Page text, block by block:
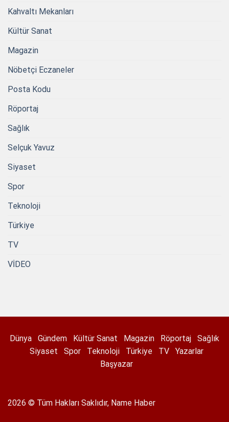
Kahvaltı Mekanları
Kültür Sanat
Magazin
Nöbetçi Eczaneler
Posta Kodu
Röportaj
Sağlık
Selçuk Yavuz
Siyaset
Spor
Teknoloji
Türkiye
TV
VİDEO
Dünya Gündem Kültür Sanat Magazin Röportaj
Sağlık
Siyaset
Spor Teknoloji Türkiye TV
Yazarlar
Başyazar
2026 © Tüm Hakları Saklıdır, Name Haber